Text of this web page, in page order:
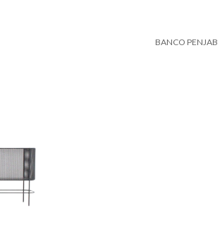
BANCO PENJAB